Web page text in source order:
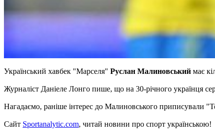
Український хавбек "Марселя" Руслан Малиновський має
Журналіст Даніеле Лонго пише, що на 30-річного українця
Нагадаємо, раніше інтерес до Малиновського приписували
Сайт Sportanalytic.com, читай новини про спорт українською!